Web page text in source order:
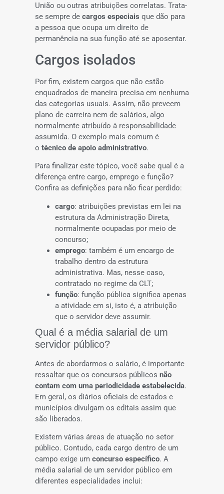
União ou outras atribuições correlatas. Trata-
se sempre de cargos especiais que dão para
a pessoa que ocupa um direito de
permanência na sua função até se aposentar.
Cargos isolados
Por fim, existem cargos que não estão
enquadrados de maneira precisa em nenhuma
das categorias usuais. Assim, não preveem
plano de carreira nem de salários, algo
normalmente atribuído à responsabilidade
assumida. O exemplo mais comum é
o técnico de apoio administrativo.
Para finalizar este tópico, você sabe qual é a
diferença entre cargo, emprego e função?
Confira as definições para não ficar perdido:
cargo: atribuições previstas em lei na
estrutura da Administração Direta,
normalmente ocupadas por meio de
concurso;
emprego: também é um encargo de
trabalho dentro da estrutura
administrativa. Mas, nesse caso,
contratado no regime da CLT;
função: função pública significa apenas
a atividade em si, isto é, a atribuição
que o servidor deve assumir.
Qual é a média salarial de um
servidor público?
Antes de abordarmos o salário, é importante
ressaltar que os concursos públicos não
contam com uma periodicidade estabelecida.
Em geral, os diários oficiais de estados e
municípios divulgam os editais assim que
são liberados.
Existem várias áreas de atuação no setor
público. Contudo, cada cargo dentro de um
campo exige um concurso específico. A
média salarial de um servidor público em
diferentes especialidades inclui: